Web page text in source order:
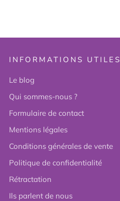
INFORMATIONS UTILES
Le blog
Qui sommes-nous ?
Formulaire de contact
Mentions légales
Conditions générales de vente
Politique de confidentialité
Rétractation
Ils parlent de nous